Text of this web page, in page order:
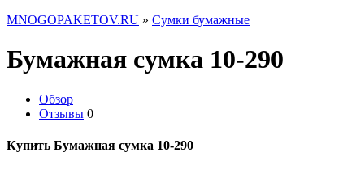
MNOGOPAKETOV.RU » Сумки бумажные
Бумажная сумка 10-290
Обзор
Отзывы 0
Купить Бумажная сумка 10-290